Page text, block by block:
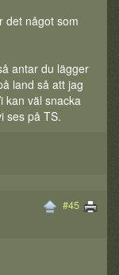
det något som
antar du lägger
land så att jag
kan väl snacka
ses på TS.
#45